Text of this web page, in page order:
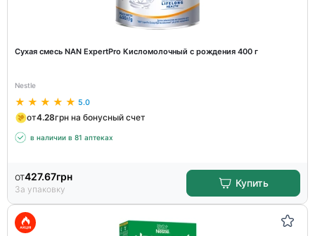
Сухая смесь NAN ExpertPro Кисломолочный с рождения 400 г
Nestle
5.0
от4.28грн на бонусный счет
в наличии в 81 аптеках
от427.67грн
За упаковку
Купить